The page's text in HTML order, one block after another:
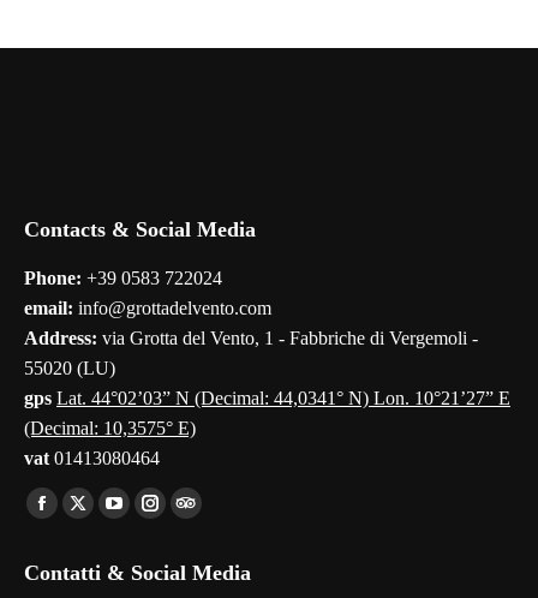
Contacts & Social Media
Phone: +39 0583 722024
email: info@grottadelvento.com
Address: via Grotta del Vento, 1 - Fabbriche di Vergemoli -
55020 (LU)
gps Lat. 44°02’03” N (Decimal: 44,0341° N) Lon. 10°21’27” E
(Decimal: 10,3575° E)
vat01413080464
Find us on:
Facebook
opens
X
opens
YouTube
opens
Instagram
opens
TripAdvisor
opens
Contatti & Social Media